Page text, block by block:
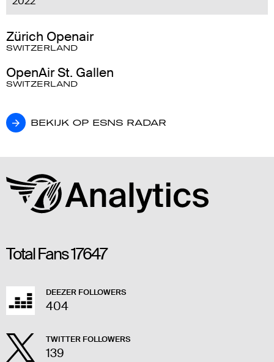
Zürich Openair
SWITZERLAND
OpenAir St. Gallen
SWITZERLAND
BEKIJK OP ESNS RADAR
BEKIJK OP ESNS RADAR
Total Fans17647
DEEZER FOLLOWERS
404
TWITTER FOLLOWERS
139